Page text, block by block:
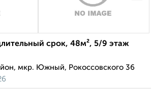
срок, 48м², 5/9 этаж
мкр. Южный, Рокоссовского 36